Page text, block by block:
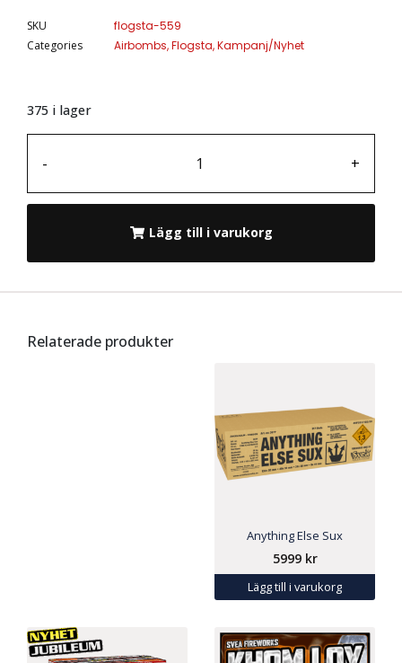
SKU
flogsta-559
Categories
Airbombs,Flogsta,Kampanj/Nyhet
375 i lager
- +
Lägg till i varukorg
Relaterade produkter
Anything Else Sux
5999 kr
Lägg till i varukorg